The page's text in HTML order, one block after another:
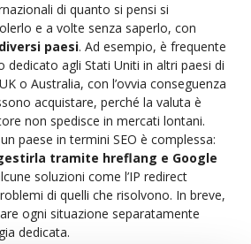
di quanto si pensi si
e a volte senza saperlo, con
paesi. Ad esempio, è frequente
dedicato agli Stati Uniti in altri paesi di
o Australia, con l’ovvia conseguenza
acquistare, perché la valuta è
non spedisce in mercati lontani.
paese in termini SEO è complessa:
tramite hreflang e Google
soluzioni come l’IP redirect
di quelli che risolvono. In breve,
ogni situazione separatamente
dedicata.